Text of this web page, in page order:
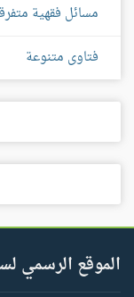
مسائل فقهية
فتاوى متنوعة
الموقع الرسمي